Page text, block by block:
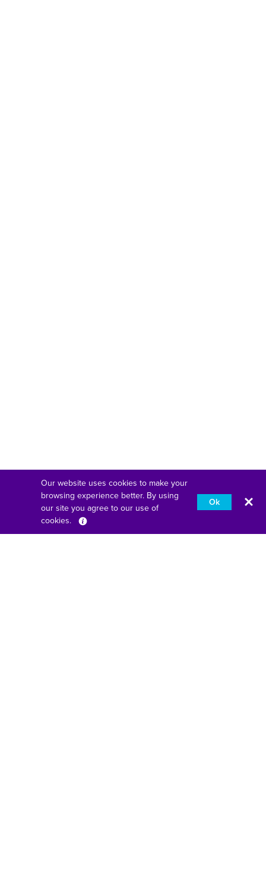
Our website uses cookies to make your
browsing experience better. By using
our site you agree to our use of
cookies.
Ok